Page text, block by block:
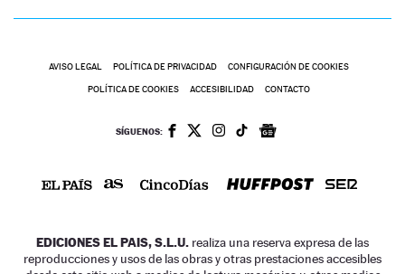
AVISO LEGAL POLÍTICA DE PRIVACIDAD CONFIGURACIÓN DE COOKIES
POLÍTICA DE COOKIES ACCESIBILIDAD CONTACTO
SÍGUENOS:
EDICIONES EL PAIS, S.L.U. realiza una reserva expresa de las
reproducciones y usos de las obras y otras prestaciones accesibles